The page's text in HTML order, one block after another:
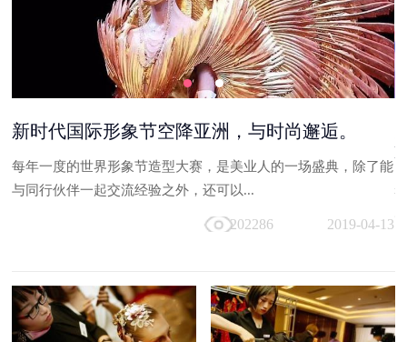
新时代国际形象节空降亚洲，与时尚邂逅。
每年一度的世界形象节造型大赛，是美业人的一场盛典，除了能
与同行伙伴一起交流经验之外，还可以...
202286 2019-04-13